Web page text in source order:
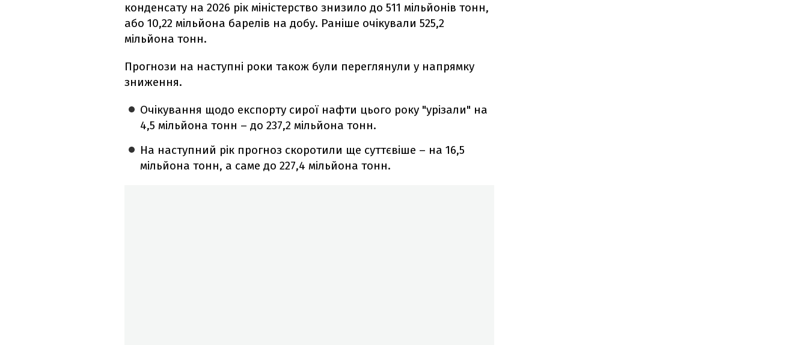
конденсату на 2026 рік міністерство знизило до 511 мільйонів тонн,
або 10,22 мільйона барелів на добу. Раніше очікували 525,2
мільйона тонн.
Прогнози на наступні роки також були переглянули у напрямку
зниження.
Очікування щодо експорту сирої нафти цього року "урізали" на
4,5 мільйона тонн – до 237,2 мільйона тонн.
На наступний рік прогноз скоротили ще суттєвіше – на 16,5
мільйона тонн, а саме до 227,4 мільйона тонн.